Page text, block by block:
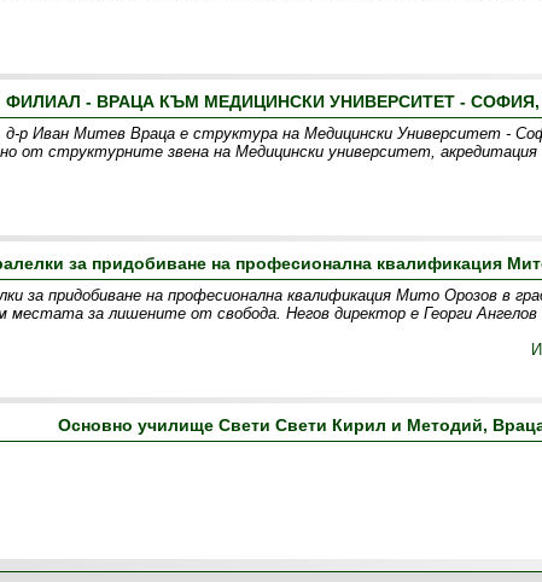
ФИЛИАЛ - ВРАЦА КЪМ МЕДИЦИНСКИ УНИВЕРСИТЕТ - СОФИЯ,
р Иван Митев Враца е структура на Медицински Университет -
от структурните звена на Медицински университет,
за придобиване на професионална квалификация
за придобиване на професионална квалификация Мито Орозов в
местата за лишените от свобода. Негов директор е Георги
Основно училище Свeти Свети Кирил и Методий,